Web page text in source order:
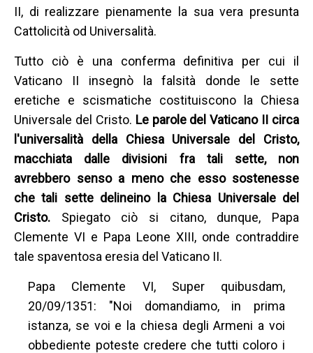
II, di realizzare pienamente la sua vera presunta
Cattolicità od Universalità.
Tutto ciò è una conferma definitiva per cui il
Vaticano II insegnò la falsità donde le sette
eretiche e scismatiche costituiscono la Chiesa
Universale del Cristo. Le parole del Vaticano II circa
l'universalità della Chiesa Universale del Cristo,
macchiata dalle divisioni fra tali sette, non
avrebbero senso a meno che esso sostenesse
che tali sette delineino la Chiesa Universale del
Cristo. Spiegato ciò si citano, dunque, Papa
Clemente VI e Papa Leone XIII, onde contraddire
tale spaventosa eresia del Vaticano II.
Papa Clemente VI, Super quibusdam,
20/09/1351: "Noi domandiamo, in prima
istanza, se voi e la chiesa degli Armeni a voi
obbediente poteste credere che tutti coloro i